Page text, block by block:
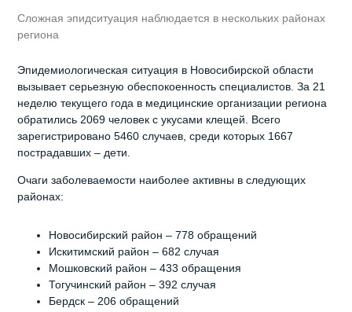
Сложная эпидситуация наблюдается в нескольких районах
региона
Эпидемиологическая ситуация в Новосибирской области
вызывает серьезную обеспокоенность специалистов. За 21
неделю текущего года в медицинские организации региона
обратились 2069 человек с укусами клещей. Всего
зарегистрировано 5460 случаев, среди которых 1667
пострадавших – дети.
Очаги заболеваемости наиболее активны в следующих
районах:
Новосибирский район – 778 обращений
Искитимский район – 682 случая
Мошковский район – 433 обращения
Тогучинский район – 392 случая
Бердск – 206 обращений